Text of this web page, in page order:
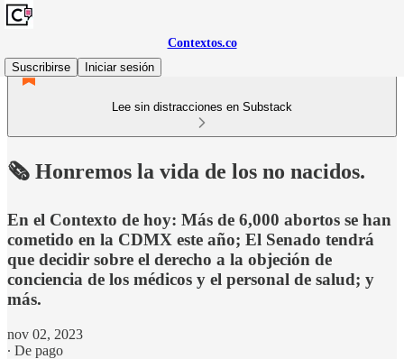
Contextos.co
Suscribirse
Iniciar sesión
Lee sin distracciones en Substack
🗞️ Honremos la vida de los no nacidos.
En el Contexto de hoy: Más de 6,000 abortos se han
cometido en la CDMX este año; El Senado tendrá
que decidir sobre el derecho a la objeción de
conciencia de los médicos y el personal de salud; y
más.
nov 02, 2023
∙ De pago